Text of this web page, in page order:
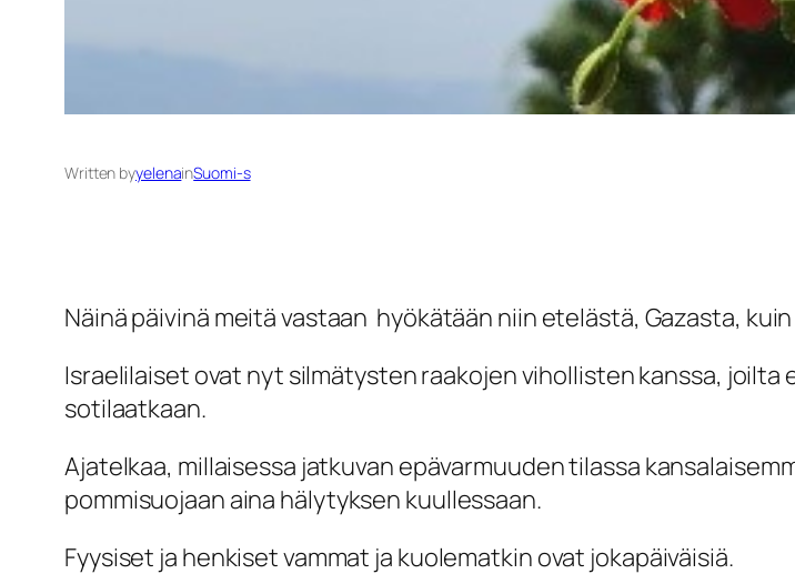
Written byyelenainSuomi-s
Näinä päivinä meitä vastaan hyökätään niin etelästä, Gazasta,
Israelilaiset ovat nyt silmätysten raakojen vihollisten kanssa,
sotilaatkaan.
Ajatelkaa, millaisessa jatkuvan epävarmuuden tilassa
pommisuojaan aina hälytyksen kuullessaan.
Fyysiset ja henkiset vammat ja kuolematkin ovat jokapäiväisiä.